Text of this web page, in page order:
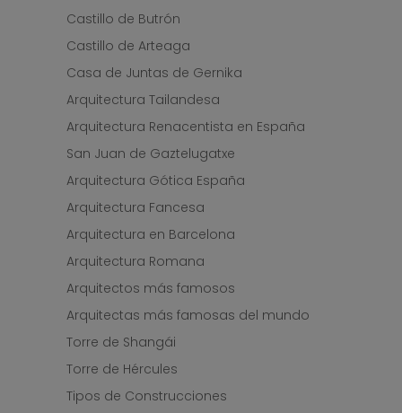
Castillo de Butrón
Castillo de Arteaga
Casa de Juntas de Gernika
Arquitectura Tailandesa
Arquitectura Renacentista en España
San Juan de Gaztelugatxe
Arquitectura Gótica España
Arquitectura Fancesa
Arquitectura en Barcelona
Arquitectura Romana
Arquitectos más famosos
Arquitectas más famosas del mundo
Torre de Shangái
Torre de Hércules
Tipos de Construcciones